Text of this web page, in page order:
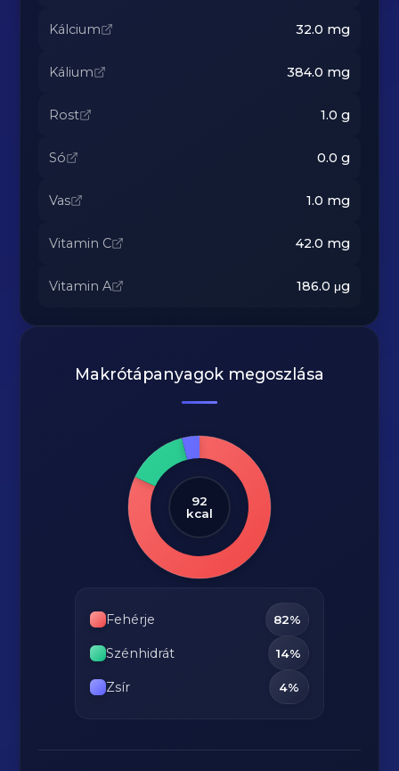
Kálcium 32.0 mg
Kálium 384.0 mg
Rost 1.0 g
Só 0.0 g
Vas 1.0 mg
Vitamin C 42.0 mg
Vitamin A 186.0 μg
Makrótápanyagok megoszlása
92
kcal
Fehérje 82%
Szénhidrát 14%
Zsír 4%